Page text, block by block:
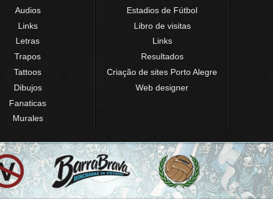
Audios
Links
Letras
Trapos
Tattoos
Dibujos
Fanaticas
Murales
Estadios de Fútbol
Libro de visitas
Links
Resultados
Criação de sites Porto Alegre
Web designer